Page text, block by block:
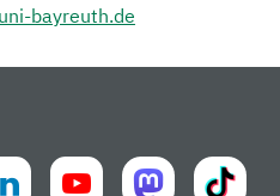
bayreuth.de